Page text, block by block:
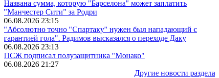
Названа сумма, которую "Барселона" может заплатить
"Манчестер Сити" за Родри
06.08.2026 23:15
"Абсолютно точно "Спартаку" нужен был нападающий с
гарантией гола". Радимов высказался о переходе Даку
06.08.2026 23:13
ПСЖ подписал полузащитника "Монако"
06.08.2026 21:27
Другие новости раздела